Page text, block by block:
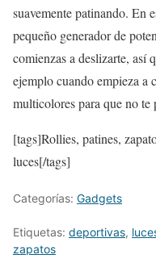
suavemente patinando. En
pequeño generador de
comienzas a deslizarte, así
ejemplo cuando empieza a
multicolores para que no te
[tags]Rollies, patines,
luces[/tags]
Categorías: Gadgets
Etiquetas: deportivas,
zapatos